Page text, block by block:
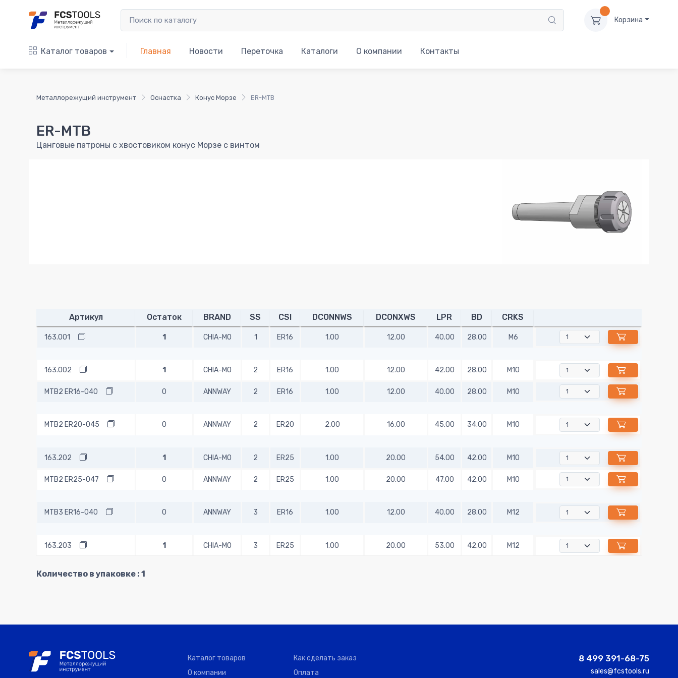
Корзина
Каталог товаров Главная Новости Переточка Каталоги О компании Контакты
Металлорежущий инструмент Оснастка Конус Морзе ER-MTB
ER-MTB
Цанговые патроны с хвостовиком конус Морзе с винтом
Артикул Остаток BRAND SS CSI DCONNWS DCONXWS LPR BD CRKS
163.001 1 CHIA-MO 1 ER16 1.00 12.00 40.00 28.00 M6
163.002 1 CHIA-MO 2 ER16 1.00 12.00 42.00 28.00 M10
MTB2 ER16-040 0 ANNWAY 2 ER16 1.00 12.00 40.00 28.00 M10
MTB2 ER20-045 0 ANNWAY 2 ER20 2.00 16.00 45.00 34.00 M10
163.202 1 CHIA-MO 2 ER25 1.00 20.00 54.00 42.00 M10
MTB2 ER25-047 0 ANNWAY 2 ER25 1.00 20.00 47.00 42.00 M10
MTB3 ER16-040 0 ANNWAY 3 ER16 1.00 12.00 40.00 28.00 M12
163.203 1 CHIA-MO 3 ER25 1.00 20.00 53.00 42.00 M12
MTB3 ER32-070
Количество в упаковке : 1
Каталог товаров
О компании
Как сделать заказ
Оплата
8 499 391-68-75
sales@fcstools.ru